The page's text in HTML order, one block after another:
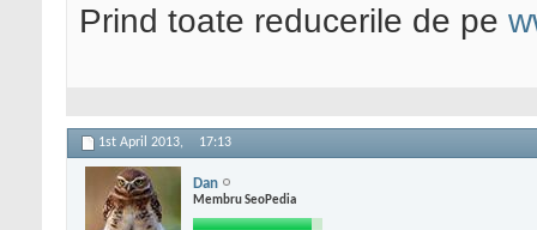
Prind toate reducerile de pe
1st April 2013, 17:13
Dan
Membru SeoPedia